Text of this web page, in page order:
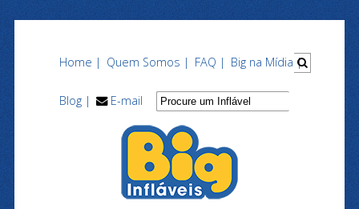
Home | Quem Somos | FAQ | Big na Mídia |
Blog | E-mail